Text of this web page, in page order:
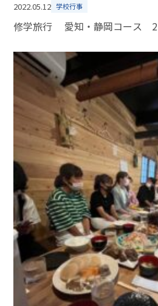
2022.05.12 学校行事
修学旅行 愛知・静岡コース 2